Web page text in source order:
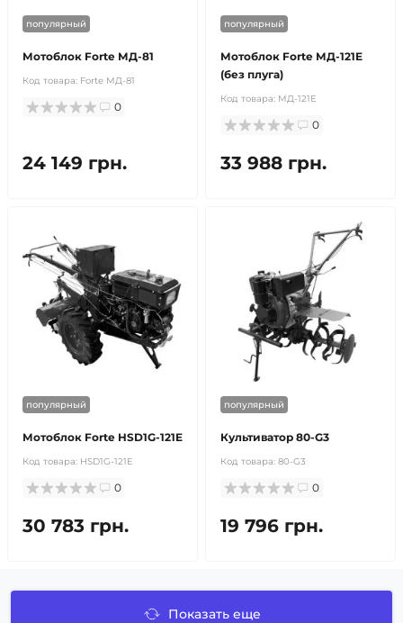
популярный
Мотоблок Forte МД-81
Код товара: Forte МД-81
0
24 149 грн.
популярный
Мотоблок Forte МД-121Е
(без плуга)
Код товара: МД-121Е
0
33 988 грн.
популярный
Мотоблок Forte HSD1G-121E
Код товара: HSD1G-121E
0
30 783 грн.
популярный
Культиватор 80-G3
Код товара: 80-G3
0
19 796 грн.
Показать еще